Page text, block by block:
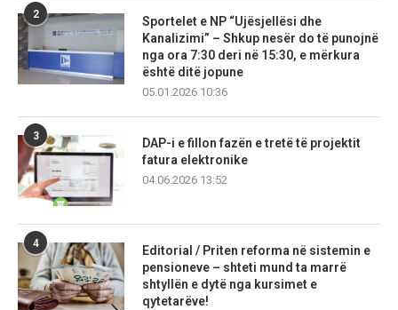
2
Sportelet e NP “Ujësjellësi dhe
Kanalizimi” – Shkup nesër do të punojnë
nga ora 7:30 deri në 15:30, e mërkura
është ditë jopune
05.01.2026 10:36
3
DAP-i e fillon fazën e tretë të projektit
fatura elektronike
04.06.2026 13:52
4
Editorial / Priten reforma në sistemin e
pensioneve – shteti mund ta marrë
shtyllën e dytë nga kursimet e
qytetarëve!